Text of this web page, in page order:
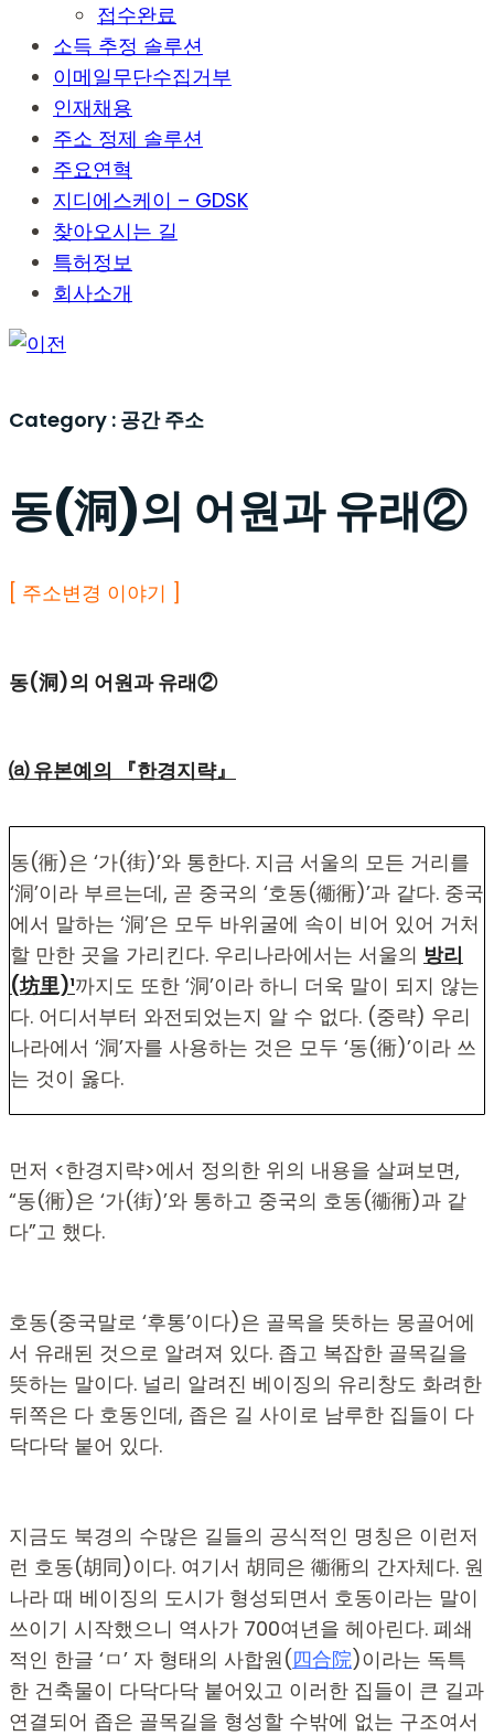
접수완료
소득 추정 솔루션
이메일무단수집거부
인재채용
주소 정제 솔루션
주요연혁
지디에스케이 – GDSK
찾아오시는 길
특허정보
회사소개
Category : 공간 주소
동(洞)의 어원과 유래②
[ 주소변경 이야기 ]
동(洞)의 어원과 유래②
⒜ 유본예의 『한경지략』
동(衕)은 ‘가(街)’와 통한다. 지금 서울의 모든 거리를
‘洞’이라 부르는데, 곧 중국의 ‘호동(衚衕)’과 같다. 중국
에서 말하는 ‘洞’은 모두 바위굴에 속이 비어 있어 거처
할 만한 곳을 가리킨다. 우리나라에서는 서울의 방리
(坊里)¹까지도 또한 ‘洞’이라 하니 더욱 말이 되지 않는
다. 어디서부터 와전되었는지 알 수 없다. (중략) 우리
나라에서 ‘洞’자를 사용하는 것은 모두 ‘동(衕)’이라 쓰
는 것이 옳다.
먼저 <한경지략>에서 정의한 위의 내용을 살펴보면,
“동(衕)은 ‘가(街)’와 통하고 중국의 호동(衚衕)과 같
다”고 했다.
호동(중국말로 ‘후통’이다)은 골목을 뜻하는 몽골어에
서 유래된 것으로 알려져 있다. 좁고 복잡한 골목길을
뜻하는 말이다. 널리 알려진 베이징의 유리창도 화려한
뒤쪽은 다 호동인데, 좁은 길 사이로 남루한 집들이 다
닥다닥 붙어 있다.
지금도 북경의 수많은 길들의 공식적인 명칭은 이런저
런 호동(胡同)이다. 여기서 胡同은 衚衕의 간자체다. 원
나라 때 베이징의 도시가 형성되면서 호동이라는 말이
쓰이기 시작했으니 역사가 700여년을 헤아린다. 폐쇄
적인 한글 ‘ㅁ’ 자 형태의 사합원(四合院)이라는 독특
한 건축물이 다닥다닥 붙어있고 이러한 집들이 큰 길과
연결되어 좁은 골목길을 형성할 수밖에 없는 구조여서